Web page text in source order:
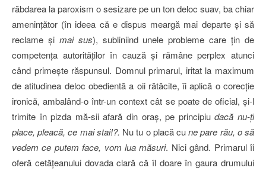
răbdarea la paroxism o sesizare pe un ton deloc suav, ba chiar
ameninţător (în ideea că e dispus meargă mai departe şi să
reclame şi mai sus), subliniind unele probleme care ţin de
competenţa autorităţilor în cauză şi rămâne perplex atunci
când primeşte răspunsul. Domnul primarul, iritat la maximum
de atitudinea deloc obedientă a oii rătăcite, îi aplică o corecţie
ironică, ambalând-o într-un context cât se poate de oficial, şi-l
trimite în pizda mă-sii afară din oraş, pe principiudacă nu-ţi
place, pleacă, ce mai stai!?. Nu tu o placă cune pare rău, o să
vedem ce putem face, vom lua măsuri. Nici gând. Primarul îi
oferă cetăţeanului dovada clară că îl doare în gaura drumului